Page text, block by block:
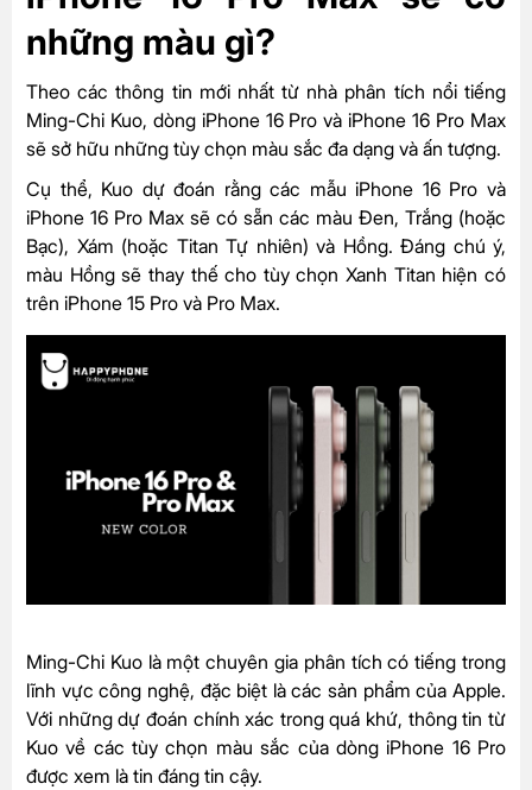
những màu gì?
Theo các thông tin mới nhất từ nhà phân tích nổi tiếng
Ming-Chi Kuo, dòng iPhone 16 Pro và iPhone 16 Pro Max
sẽ sở hữu những tùy chọn màu sắc đa dạng và ấn tượng.
Cụ thể, Kuo dự đoán rằng các mẫu iPhone 16 Pro và
iPhone 16 Pro Max sẽ có sẵn các màu Đen, Trắng (hoặc
Bạc), Xám (hoặc Titan Tự nhiên) và Hồng. Đáng chú ý,
màu Hồng sẽ thay thế cho tùy chọn Xanh Titan hiện có
trên iPhone 15 Pro và Pro Max.
Ming-Chi Kuo là một chuyên gia phân tích có tiếng trong
lĩnh vực công nghệ, đặc biệt là các sản phẩm của Apple.
Với những dự đoán chính xác trong quá khứ, thông tin từ
Kuo về các tùy chọn màu sắc của dòng iPhone 16 Pro
được xem là tin đáng tin cậy.